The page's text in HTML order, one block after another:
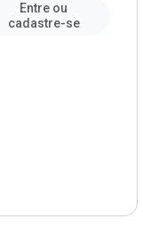
Entre ou
cadastre-se